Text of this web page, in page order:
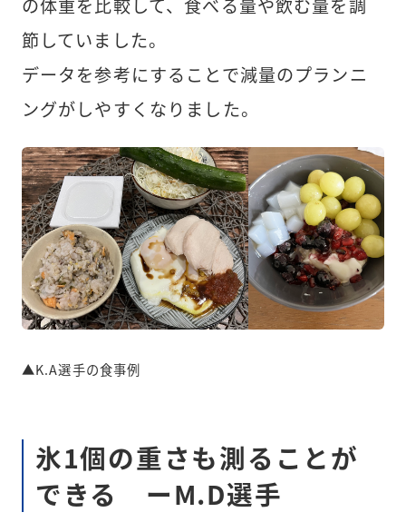
節していました。
データを参考にすることで減量のプランニ
ングがしやすくなりました。
▲K.A選手の食事例
氷1個の重さも測ることが
できる ーM.D選手